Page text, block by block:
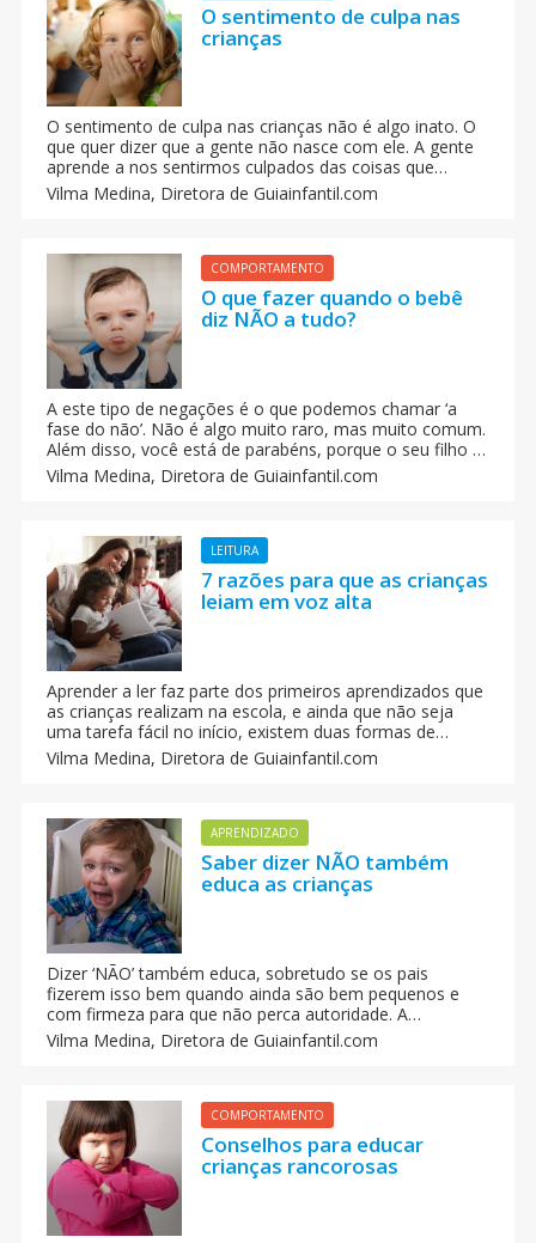
O sentimento de culpa nas
crianças
O sentimento de culpa nas crianças não é algo inato. O
que quer dizer que a gente não nasce com ele. A gente
aprende a nos sentirmos culpados das coisas que
fazemos ou dizemos à medida que crescemos e
aprendemos das situações y experiencias sociais que
Vilma Medina, Diretora de Guiainfantil.com
COMPORTAMENTO
O que fazer quando o bebê
diz NÃO a tudo?
A este tipo de negações é o que podemos chamar ‘a
fase do não’. Não é algo muito raro, mas muito comum.
Além disso, você está de parabéns, porque o seu filho já
deu um grande passo evolutivo, e começa a ser
independente e auto-suficiente. Quando a criança não
Vilma Medina, Diretora de Guiainfantil.com
LEITURA
7 razões para que as crianças
leiam em voz alta
Aprender a ler faz parte dos primeiros aprendizados que
as crianças realizam na escola, e ainda que não seja
uma tarefa fácil no início, existem duas formas de
ajudá-las para que consigam isso com êxito: incentivar a
prática da leitura e animá-las a ler em voz alta.
Vilma Medina, Diretora de Guiainfantil.com
APRENDIZADO
Saber dizer NÃO também
educa as crianças
Dizer ‘NÃO’ também educa, sobretudo se os pais
fizerem isso bem quando ainda são bem pequenos e
com firmeza para que não perca autoridade. A
tolerância a frustrações é um valor que se aprende e
que os pais devem alimentar. É difícil, mas dizer 'não'
Vilma Medina, Diretora de Guiainfantil.com
COMPORTAMENTO
Conselhos para educar
crianças rancorosas